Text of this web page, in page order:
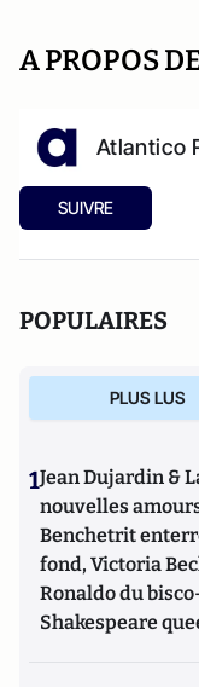
A PROPOS
Atlantico
SUIVRE
POPULAIRES
PLUS LUS
1Jean Dujardin &
nouvelles
Benchetrit
fond, Victoria
Ronaldo du
Shakespeare